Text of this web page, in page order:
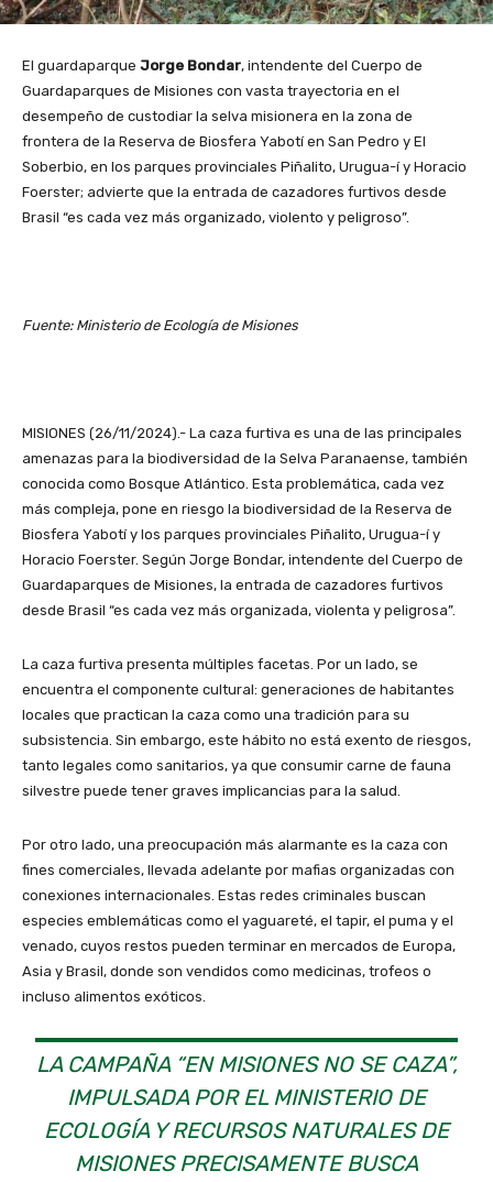
El guardaparque Jorge Bondar, intendente del Cuerpo de
Guardaparques de Misiones con vasta trayectoria en el
desempeño de custodiar la selva misionera en la zona de
frontera de la Reserva de Biosfera Yabotí en San Pedro y El
Soberbio, en los parques provinciales Piñalito, Urugua-í y Horacio
Foerster; advierte que la entrada de cazadores furtivos desde
Brasil “es cada vez más organizado, violento y peligroso”.
Fuente: Ministerio de Ecología de Misiones
MISIONES (26/11/2024).- La caza furtiva es una de las principales
amenazas para la biodiversidad de la Selva Paranaense, también
conocida como Bosque Atlántico. Esta problemática, cada vez
más compleja, pone en riesgo la biodiversidad de la Reserva de
Biosfera Yabotí y los parques provinciales Piñalito, Urugua-í y
Horacio Foerster. Según Jorge Bondar, intendente del Cuerpo de
Guardaparques de Misiones, la entrada de cazadores furtivos
desde Brasil “es cada vez más organizada, violenta y peligrosa”.
La caza furtiva presenta múltiples facetas. Por un lado, se
encuentra el componente cultural: generaciones de habitantes
locales que practican la caza como una tradición para su
subsistencia. Sin embargo, este hábito no está exento de riesgos,
tanto legales como sanitarios, ya que consumir carne de fauna
silvestre puede tener graves implicancias para la salud.
Por otro lado, una preocupación más alarmante es la caza con
fines comerciales, llevada adelante por mafias organizadas con
conexiones internacionales. Estas redes criminales buscan
especies emblemáticas como el yaguareté, el tapir, el puma y el
venado, cuyos restos pueden terminar en mercados de Europa,
Asia y Brasil, donde son vendidos como medicinas, trofeos o
incluso alimentos exóticos.
LA CAMPAÑA “EN MISIONES NO SE CAZA”,
IMPULSADA POR EL MINISTERIO DE
ECOLOGÍA Y RECURSOS NATURALES DE
MISIONES PRECISAMENTE BUSCA